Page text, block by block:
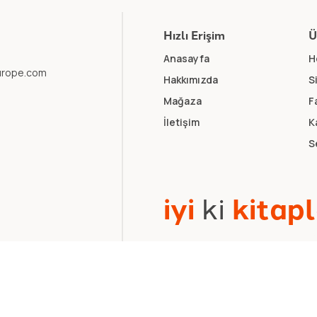
Hızlı Erişim
Anasayfa
Hakkımızda
Mağaza
İletişim
iyi ki kitapl